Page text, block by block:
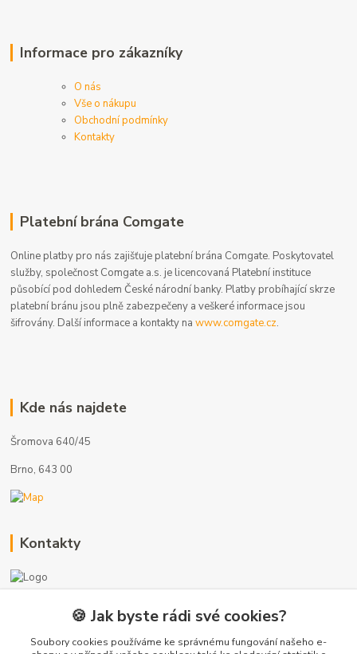
Informace pro zákazníky
O nás
Vše o nákupu
Obchodní podmínky
Kontakty
Platební brána Comgate
Online platby pro nás zajišťuje platební brána Comgate. Poskytovatel
služby, společnost Comgate a.s. je licencovaná Platební instituce
působící pod dohledem České národní banky. Platby probíhající skrze
platební bránu jsou plně zabezpečeny a veškeré informace jsou
šifrovány. Další informace a kontakty nawww.comgate.cz.
Kde nás najdete
Šromova 640/45
Brno, 643 00
Kontakty
+420 775 872 753
🍪 Jak byste rádi své cookies?
Soubory cookies používáme ke správnému fungování našeho e-